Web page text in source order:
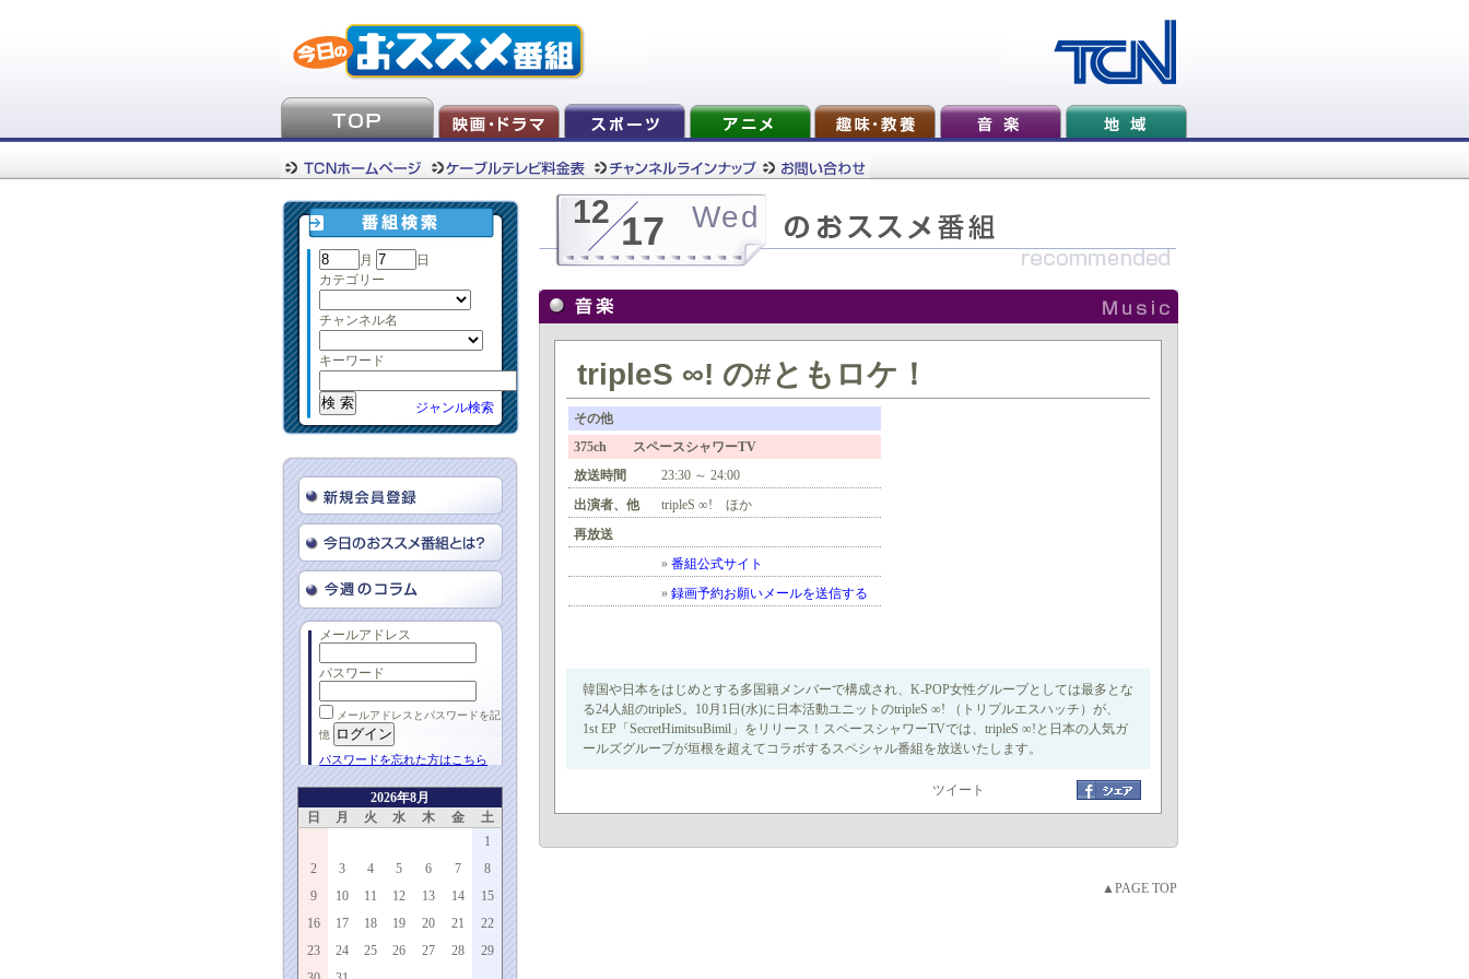
月
日
カテゴリー
チャンネル名
キーワード
ジャンル検索
メールアドレス
パスワード
メールアドレスとパスワードを記
憶
パスワードを忘れた方はこちら
2026年8月
日
月 火 水 木 金
土
1
2
3 4 5 6 7
8
9
10 11 12 13 14
15
16
17 18 19 20 21
22
23
24 25 26 27 28
29
12 17 Wed
tripleS ∞! の#ともロケ！
その他
375ch スペースシャワーTV
放送時間
23:30 ～ 24:00
出演者、他
tripleS ∞! ほか
再放送
» 番組公式サイト
» 録画予約お願いメールを送信する
韓国や日本をはじめとする多国籍メンバーで構成され、K-POP女性グループとしては最多とな
る24人組のtripleS。10月1日(水)に日本活動ユニットのtripleS ∞! （トリプルエスハッチ）が、
1st EP「SecretHimitsuBimil」をリリース！スペースシャワーTVでは、tripleS ∞!と日本の人気ガ
ールズグループが垣根を超えてコラボするスペシャル番組を放送いたします。
ツイート
▲PAGE TOP